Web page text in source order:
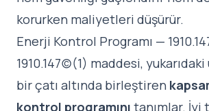
korurken maliyetleri düşürür.
Enerji Kontrol Programı —
1910.147(c)(1) maddesi,
bir çatı altında birleştiren
kontrol programını tanımlar. İyi